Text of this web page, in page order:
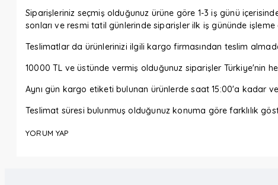
Siparişleriniz seçmiş olduğunuz ürüne göre 1-3 iş günü
sonları ve resmi tatil günlerinde siparişler ilk iş gününde işleme
Teslimatlar da ürünlerinizi ilgili kargo firmasından teslim
10000 TL ve üstünde vermiş olduğunuz siparişler Türkiye'nin
Aynı gün kargo etiketi bulunan ürünlerde saat 15:00'a kadar
Teslimat süresi bulunmuş olduğunuz konuma göre farklılık
YORUM YAP